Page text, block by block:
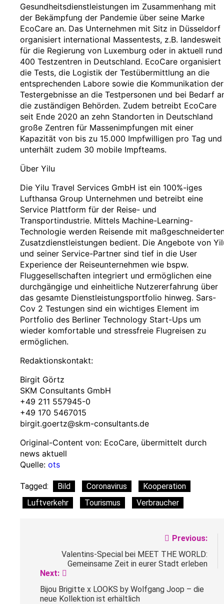
Gesundheitsdienstleistungen im Zusammenhang mit
der Bekämpfung der Pandemie über seine Marke
EcoCare an. Das Unternehmen mit Sitz in Düsseldorf
organisiert international Massentests, z.B. landesweit
für die Regierung von Luxemburg oder in aktuell rund
400 Testzentren in Deutschland. EcoCare organisiert
die Tests, die Logistik der Testübermittlung an die
entsprechenden Labore sowie die Kommunikation der
Testergebnisse an die Testpersonen und bei Bedarf
die zuständigen Behörden. Zudem betreibt EcoCare
seit Ende 2020 an zehn Standorten in Deutschland
große Zentren für Massenimpfungen mit einer
Kapazität von bis zu 15.000 Impfwilligen pro Tag und
unterhält zudem 30 mobile Impfteams.
Über Yilu
Die Yilu Travel Services GmbH ist ein 100%-iges
Lufthansa Group Unternehmen und betreibt eine
Service Plattform für der Reise- und
Transportindustrie. Mittels Machine-Learning-
Technologie werden Reisende mit
Zusatzdienstleistungen bedient. Die Angebote von
und seiner Service-Partner sind tief in die User
Experience der Reiseunternehmen wie bspw.
Fluggesellschaften integriert und ermöglichen eine
durchgängige und einheitliche Nutzererfahrung über
das gesamte Dienstleistungsportfolio hinweg. Sars-
Cov 2 Testungen sind ein wichtiges Element im
Portfolio des Berliner Technology Start-Ups um
wieder komfortable und stressfreie Flugreisen zu
ermöglichen.
Redaktionskontakt:
Birgit Görtz
SKM Consultants GmbH
+49 211 557945-0
+49 170 5467015
birgit.goertz@skm-consultants.de
Original-Content von: EcoCare, übermittelt durch
news aktuell
Quelle: ots
Tagged: Bild Coronavirus
Kooperation
Luftverkehr
Tourismus Verbraucher
Previous:
Valentins-Special bei MEET THE WORLD:
Gemeinsame Zeit in eurer Stadt erleben
Next:
Bijou Brigitte x LOOKS by Wolfgang Joop – die
neue Kollektion ist erhältlich